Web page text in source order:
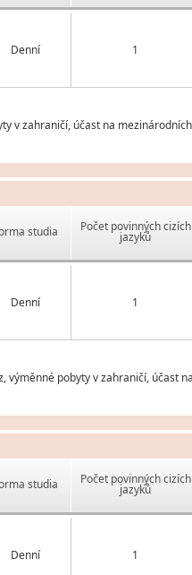
Denní 1
v zahraničí, účast na
studia Počet povinných cizích
jazyků
Denní 1
výměnné pobyty v zahraničí, účast
studia Počet povinných cizích
jazyků
Denní 1